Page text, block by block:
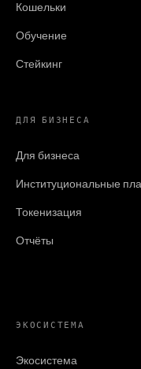
Кошельки
Обучение
Стейкинг
ДЛЯ БИЗНЕСА
Для бизнеса
Институциональные
Токенизация
Отчёты
ЭКОСИСТЕМА
Экосистема